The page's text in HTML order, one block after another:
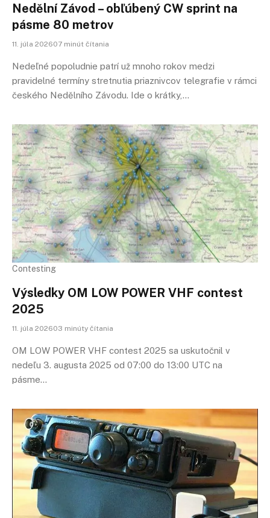
Nedělní Závod – obľúbený CW sprint na
pásme 80 metrov
11. júla 202607 minút čítania
Nedeľné popoludnie patrí už mnoho rokov medzi
pravidelné termíny stretnutia priaznivcov telegrafie v rámci
českého Nedělního Závodu. Ide o krátky,…
Contesting
Výsledky OM LOW POWER VHF contest
2025
11. júla 202603 minúty čítania
OM LOW POWER VHF contest 2025 sa uskutočnil v
nedeľu 3. augusta 2025 od 07:00 do 13:00 UTC na
pásme…